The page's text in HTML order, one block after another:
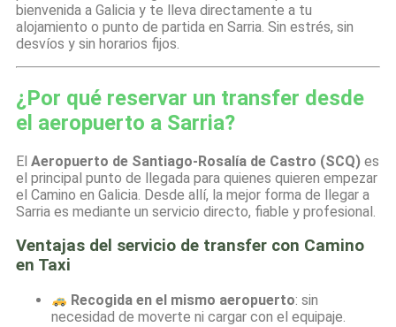
bienvenida a Galicia y te lleva directamente a tu
alojamiento o punto de partida en Sarria. Sin estrés, sin
desvíos y sin horarios fijos.
¿Por qué reservar un transfer desde
el aeropuerto a Sarria?
El Aeropuerto de Santiago-Rosalía de Castro (SCQ) es
el principal punto de llegada para quienes quieren empezar
el Camino en Galicia. Desde allí, la mejor forma de llegar a
Sarria es mediante un servicio directo, fiable y profesional.
Ventajas del servicio de transfer con Camino
en Taxi
Recogida en el mismo aeropuerto: sin
necesidad de moverte ni cargar con el equipaje.